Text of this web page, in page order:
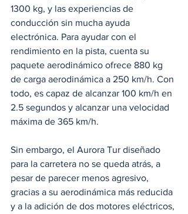
1300 kg, y las experiencias de
conducción sin mucha ayuda
electrónica. Para ayudar con el
rendimiento en la pista, cuenta su
paquete aerodinámico ofrece 880 kg
de carga aerodinámica a 250 km/h. Con
todo, es capaz de alcanzar 100 km/h en
2.5 segundos y alcanzar una velocidad
máxima de 365 km/h.
Sin embargo, el Aurora Tur diseñado
para la carretera no se queda atrás, a
pesar de parecer menos agresivo,
gracias a su aerodinámica más reducida
y a la adición de dos motores eléctricos,